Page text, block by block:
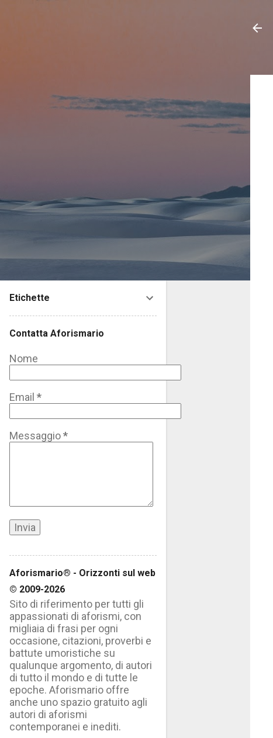
Etichette
Contatta Aforismario
Nome
Email *
Messaggio*
Aforismario® - Orizzonti sul web
© 2009-2026
Sito di riferimento per tutti gli
appassionati di aforismi, con
migliaia di frasi per ogni
occasione, citazioni, proverbi e
battute umoristiche su
qualunque argomento, di autori
di tutto il mondo e di tutte le
epoche. Aforismario offre
anche uno spazio gratuito agli
autori di aforismi
contemporanei e inediti.